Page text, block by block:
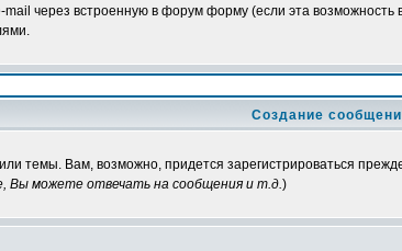
mail через встроенную в форум форму (если эта
Создание
темы. Вам, возможно, придется зарегистрироваться
можете отвечать на сообщения и т.д.)